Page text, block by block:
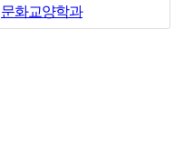
문화교양학과